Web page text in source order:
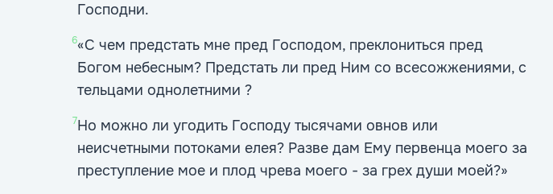
Господни.
6«С чем предстать мне пред Господом, преклониться пред
Богом небесным? Предстать ли пред Ним со всесожжениями, с
тельцами однолетними ?
7Но можно ли угодить Господу тысячами овнов или
неисчетными потоками елея? Разве дам Ему первенца моего за
преступление мое и плод чрева моего - за грех души моей?»